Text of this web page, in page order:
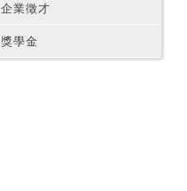
企業徵才
獎學金